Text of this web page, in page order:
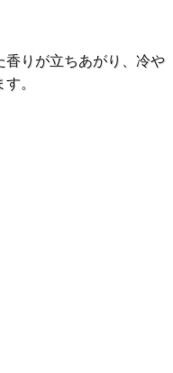
香りが立ちあがり、冷や
。